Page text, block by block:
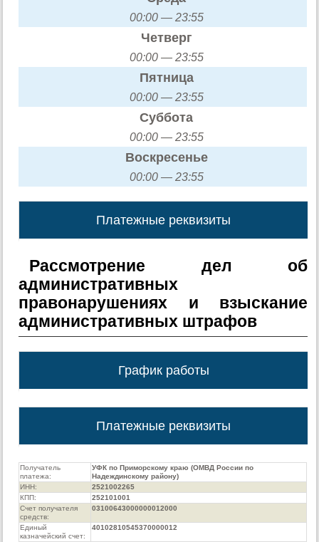
00:00 — 23:55
Четверг
00:00 — 23:55
Пятница
00:00 — 23:55
Суббота
00:00 — 23:55
Воскресенье
00:00 — 23:55
Платежные реквизиты
Рассмотрение дел об
административных
правонарушениях и взыскание
административных штрафов
График работы
Платежные реквизиты
Получатель
платежа:
УФК по Приморскому краю (ОМВД России по
Надеждинскому району)
ИНН:
2521002265
КПП:
252101001
Счет получателя
средств:
03100643000000012000
Единый
казначейский счет:
40102810545370000012